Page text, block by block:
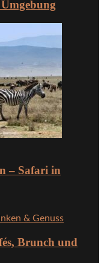
– Safari in
& Genuss
Brunch und